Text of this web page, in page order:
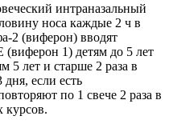
интраназальный
носа каждые 2 ч в
2 (виферон) вводят
(виферон 1) детям до 5 лет
5 лет и старше 2 раза в
если есть
по 1 свече 2 раза в
курсов.